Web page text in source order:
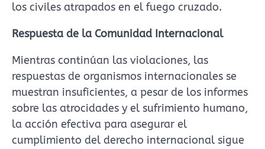
los civiles atrapados en el fuego cruzado.
Respuesta de la Comunidad Internacional
Mientras continúan las violaciones, las
respuestas de organismos internacionales se
muestran insuficientes, a pesar de los informes
sobre las atrocidades y el sufrimiento humano,
la acción efectiva para asegurar el
cumplimiento del derecho internacional sigue